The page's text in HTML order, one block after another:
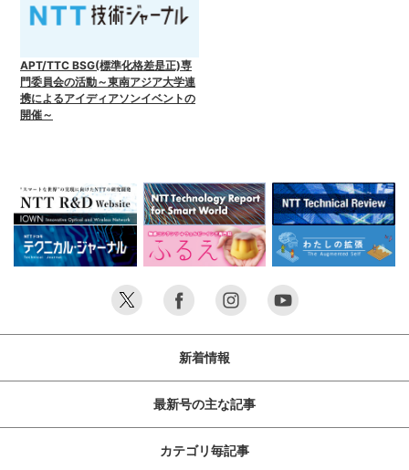
APT/TTC BSG(標準化格差是正)専
門委員会の活動～東南アジア大学連
携によるアイディアソンイベントの
開催～
新着情報
最新号の主な記事
カテゴリ毎記事